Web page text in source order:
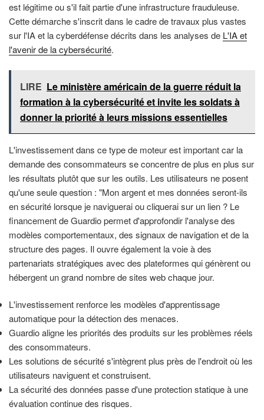
est légitime ou s'il fait partie d'une infrastructure frauduleuse.
Cette démarche s'inscrit dans le cadre de travaux plus vastes
sur l'IA et la cyberdéfense décrits dans les analyses de L'IA et
l'avenir de la cybersécurité.
LIRE Le ministère américain de la guerre réduit la
formation à la cybersécurité et invite les soldats à
donner la priorité à leurs missions essentielles
L'investissement dans ce type de moteur est important car la
demande des consommateurs se concentre de plus en plus sur
les résultats plutôt que sur les outils. Les utilisateurs ne posent
qu'une seule question : "Mon argent et mes données seront-ils
en sécurité lorsque je naviguerai ou cliquerai sur un lien ? Le
financement de Guardio permet d'approfondir l'analyse des
modèles comportementaux, des signaux de navigation et de la
structure des pages. Il ouvre également la voie à des
partenariats stratégiques avec des plateformes qui génèrent ou
hébergent un grand nombre de sites web chaque jour.
L'investissement renforce les modèles d'apprentissage
automatique pour la détection des menaces.
Guardio aligne les priorités des produits sur les problèmes réels
des consommateurs.
Les solutions de sécurité s'intègrent plus près de l'endroit où les
utilisateurs naviguent et construisent.
La sécurité des données passe d'une protection statique à une
évaluation continue des risques.